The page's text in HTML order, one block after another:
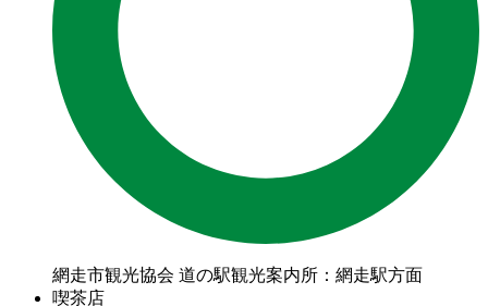
網走市観光協会 道の駅観光案内所：網走駅方面
喫茶店